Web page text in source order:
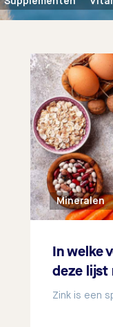
Mineralen
In welke
deze lijst
Zink is een